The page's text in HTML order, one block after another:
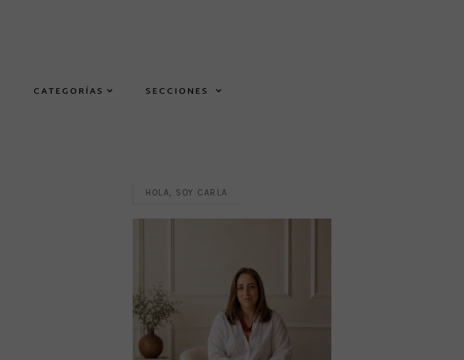
CATEGORÍAS SECCIONES
HOLA, SOY CARLA